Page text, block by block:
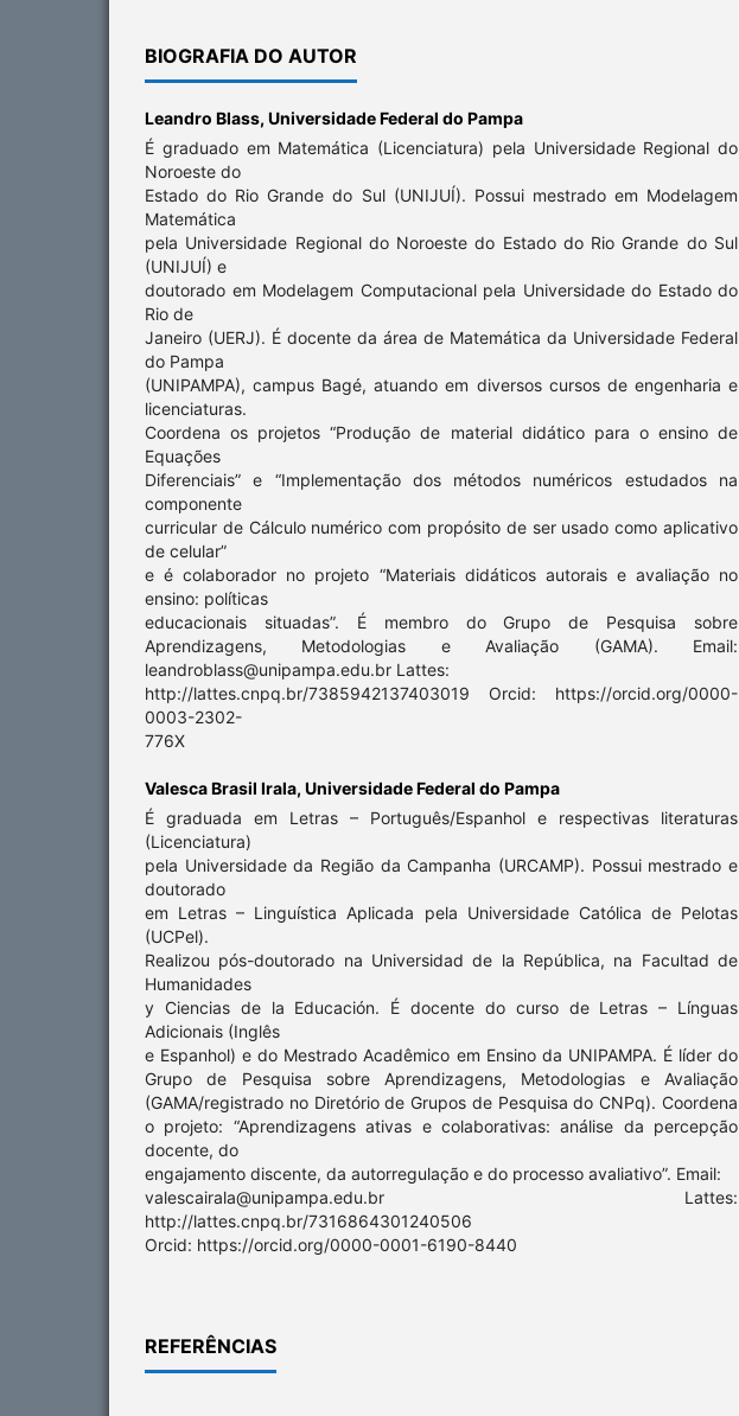
BIOGRAFIA DO AUTOR
Leandro Blass, Universidade Federal do Pampa
É graduado em Matemática (Licenciatura) pela Universidade Regional do
Noroeste do
Estado do Rio Grande do Sul (UNIJUÍ). Possui mestrado em Modelagem
Matemática
pela Universidade Regional do Noroeste do Estado do Rio Grande do Sul
(UNIJUÍ) e
doutorado em Modelagem Computacional pela Universidade do Estado do
Rio de
Janeiro (UERJ). É docente da área de Matemática da Universidade Federal
do Pampa
(UNIPAMPA), campus Bagé, atuando em diversos cursos de engenharia e
licenciaturas.
Coordena os projetos “Produção de material didático para o ensino de
Equações
Diferenciais” e “Implementação dos métodos numéricos estudados na
componente
curricular de Cálculo numérico com propósito de ser usado como aplicativo
de celular”
e é colaborador no projeto “Materiais didáticos autorais e avaliação no
ensino: políticas
educacionais situadas”. É membro do Grupo de Pesquisa sobre
Aprendizagens, Metodologias e Avaliação (GAMA). Email:
leandroblass@unipampa.edu.br Lattes:
http://lattes.cnpq.br/7385942137403019 Orcid: https://orcid.org/0000-
0003-2302-
776X
Valesca Brasil Irala, Universidade Federal do Pampa
É graduada em Letras – Português/Espanhol e respectivas literaturas
(Licenciatura)
pela Universidade da Região da Campanha (URCAMP). Possui mestrado e
doutorado
em Letras – Linguística Aplicada pela Universidade Católica de Pelotas
(UCPel).
Realizou pós-doutorado na Universidad de la República, na Facultad de
Humanidades
y Ciencias de la Educación. É docente do curso de Letras – Línguas
Adicionais (Inglês
e Espanhol) e do Mestrado Acadêmico em Ensino da UNIPAMPA. É líder do
Grupo de Pesquisa sobre Aprendizagens, Metodologias e Avaliação
(GAMA/registrado no Diretório de Grupos de Pesquisa do CNPq). Coordena
o projeto: “Aprendizagens ativas e colaborativas: análise da percepção
docente, do
engajamento discente, da autorregulação e do processo avaliativo”. Email:
valescairala@unipampa.edu.br Lattes:
http://lattes.cnpq.br/7316864301240506
Orcid: https://orcid.org/0000-0001-6190-8440
REFERÊNCIAS